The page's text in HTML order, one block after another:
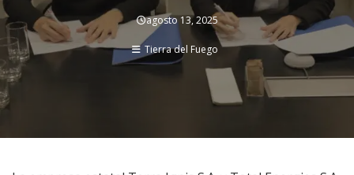
agosto 13, 2025
Tierra del Fuego